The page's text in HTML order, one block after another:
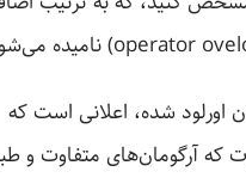
اورلود شده، اعلانی است
که آرگومان‌های متفاوت و